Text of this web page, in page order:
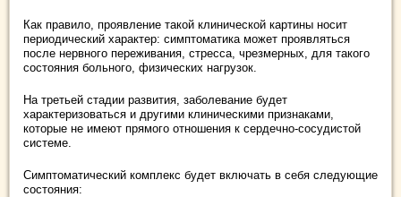
Как правило, проявление такой клинической картины носит
периодический характер: симптоматика может проявляться
после нервного переживания, стресса, чрезмерных, для такого
состояния больного, физических нагрузок.
На третьей стадии развития, заболевание будет
характеризоваться и другими клиническими признаками,
которые не имеют прямого отношения к сердечно-сосудистой
системе.
Симптоматический комплекс будет включать в себя следующие
состояния: